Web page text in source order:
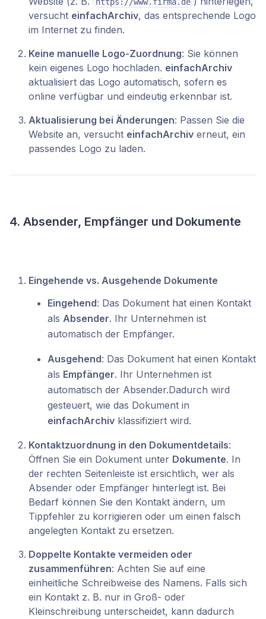
versucht einfachArchiv, das entsprechende Logo
im Internet zu finden.
Keine manuelle Logo-Zuordnung: Sie können
kein eigenes Logo hochladen. einfachArchiv
aktualisiert das Logo automatisch, sofern es
online verfügbar und eindeutig erkennbar ist.
Aktualisierung bei Änderungen: Passen Sie die
Website an, versucht einfachArchiv erneut, ein
passendes Logo zu laden.
4. Absender, Empfänger und Dokumente
Eingehende vs. Ausgehende Dokumente
Eingehend: Das Dokument hat einen Kontakt
als Absender. Ihr Unternehmen ist
automatisch der Empfänger.
Ausgehend: Das Dokument hat einen Kontakt
als Empfänger. Ihr Unternehmen ist
automatisch der Absender.Dadurch wird
gesteuert, wie das Dokument in
einfachArchiv klassifiziert wird.
Kontaktzuordnung in den Dokumentdetails:
Öffnen Sie ein Dokument unter Dokumente. In
der rechten Seitenleiste ist ersichtlich, wer als
Absender oder Empfänger hinterlegt ist. Bei
Bedarf können Sie den Kontakt ändern, um
Tippfehler zu korrigieren oder um einen falsch
angelegten Kontakt zu ersetzen.
Doppelte Kontakte vermeiden oder
zusammenführen: Achten Sie auf eine
einheitliche Schreibweise des Namens. Falls sich
ein Kontakt z. B. nur in Groß- oder
Kleinschreibung unterscheidet, kann dadurch